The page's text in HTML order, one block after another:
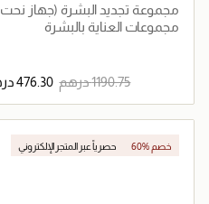
مجموعة تجديد البشرة (جهاز نحت
الشباب وEMS + سيروم حمض
مجموعات العناية بالبشرة
⁦1190.75⁩ درهم
جاري تحميل التفاصيل
60% خصم حصرياً عبر المتجر الإلكتروني